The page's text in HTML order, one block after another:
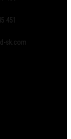
451
sk.com